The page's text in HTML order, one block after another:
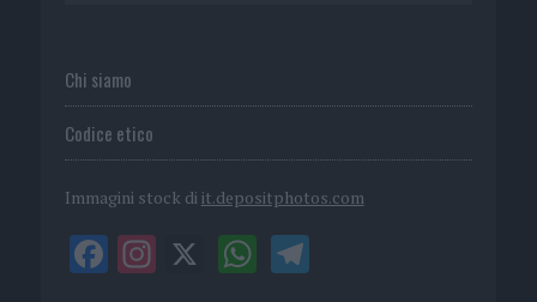
Chi siamo
Codice etico
Immagini stock di it.depositphotos.com